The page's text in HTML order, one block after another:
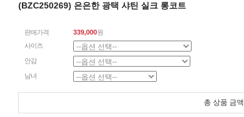
(BZC250269) 은은한 광택 샤틴 실크 롱코트
판매가격 339,000원
사이즈
안감
남녀
총 상품 금액